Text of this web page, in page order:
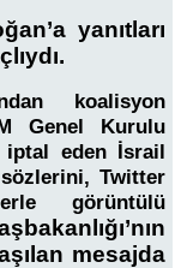
yanıtları
koalisyon
Genel Kurulu
iptal eden İsrail
sözlerini, Twitter
görüntülü
mesajda